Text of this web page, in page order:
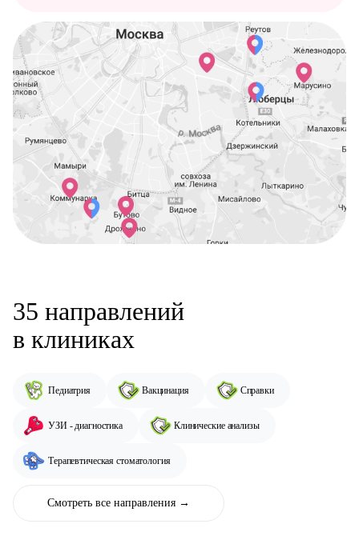
35 направлений
в клиниках
Педиатрия Вакцинация Справки
УЗИ - диагностика Клинические анализы
Терапевтическая стоматология
Смотреть все направления →